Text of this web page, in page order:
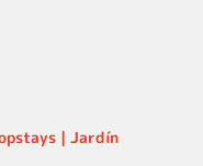
| Jardín